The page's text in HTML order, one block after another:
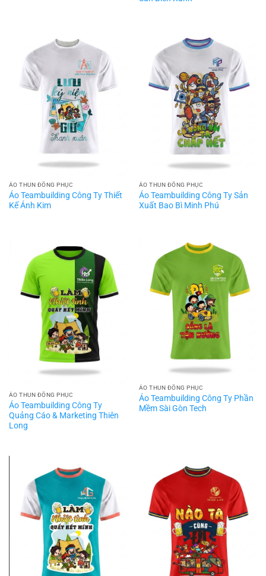
ÁO THUN ĐỒNG PHỤC
Áo Teambuilding Công Ty Thiết
Kế Ánh Kim
ÁO THUN ĐỒNG PHỤC
Áo Teambuilding Công Ty Sản
Xuất Bao Bì Minh Phú
ÁO THUN ĐỒNG PHỤC
Áo Teambuilding Công Ty
Quảng Cáo & Marketing Thiên
Long
ÁO THUN ĐỒNG PHỤC
Áo Teambuilding Công Ty Phần
Mềm Sài Gòn Tech